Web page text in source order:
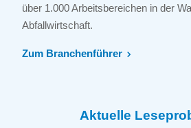
über 1.000 Arbeitsbereichen in der
Abfallwirtschaft.
Zum Branchenführer
Aktuelle